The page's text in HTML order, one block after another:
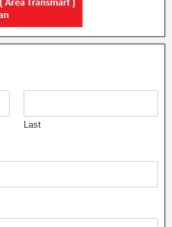
Last